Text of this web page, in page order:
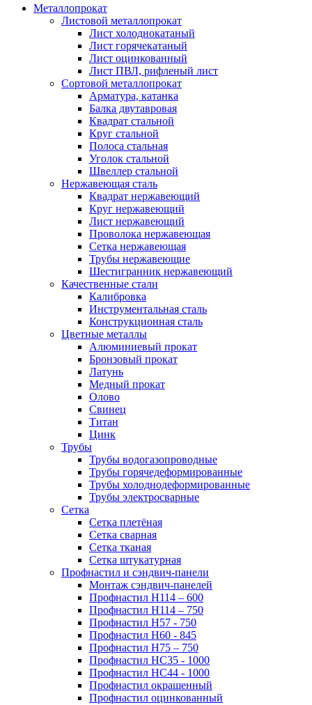
Металлопрокат
Листовой металлопрокат
Лист холоднокатаный
Лист горячекатаный
Лист оцинкованный
Лист ПВЛ, рифленый лист
Сортовой металлопрокат
Арматура, катанка
Балка двутавровая
Квадрат стальной
Круг стальной
Полоса стальная
Уголок стальной
Швеллер стальной
Нержавеющая сталь
Квадрат нержавеющий
Круг нержавеющий
Лист нержавеющий
Проволока нержавеющая
Сетка нержавеющая
Трубы нержавеющие
Шестигранник нержавеющий
Качественные стали
Калибровка
Инструментальная сталь
Конструкционная сталь
Цветные металлы
Алюминиевый прокат
Бронзовый прокат
Латунь
Медный прокат
Олово
Свинец
Титан
Цинк
Трубы
Трубы водогазопроводные
Трубы горячедеформированные
Трубы холоднодеформированные
Трубы электросварные
Сетка
Сетка плетёная
Сетка сварная
Сетка тканая
Сетка штукатурная
Профнастил и сэндвич-панели
Монтаж сэндвич-панелей
Профнастил Н114 – 600
Профнастил Н114 – 750
Профнастил Н57 - 750
Профнастил Н60 - 845
Профнастил Н75 – 750
Профнастил НС35 - 1000
Профнастил НС44 - 1000
Профнастил окрашенный
Профнастил оцинкованный